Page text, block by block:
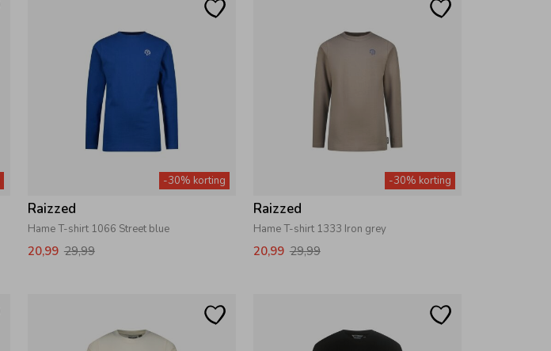
-30% korting
Raizzed
Hame T-shirt 1066 Street blue
20,99 29,99
-30% korting
Raizzed
Hame T-shirt 1333 Iron grey
20,99 29,99